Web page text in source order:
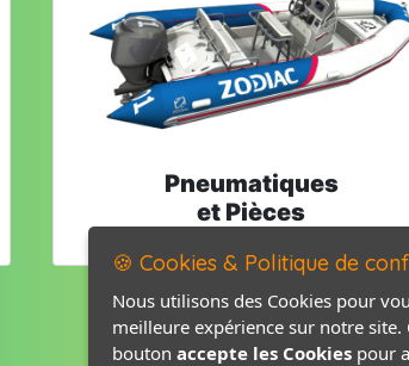
Pneumatiques
et Pièces
🍪 Cookies & Politique de
Nous utilisons des Cookies pour
meilleure expérience sur notre site.
bouton accepte les Cookies pour